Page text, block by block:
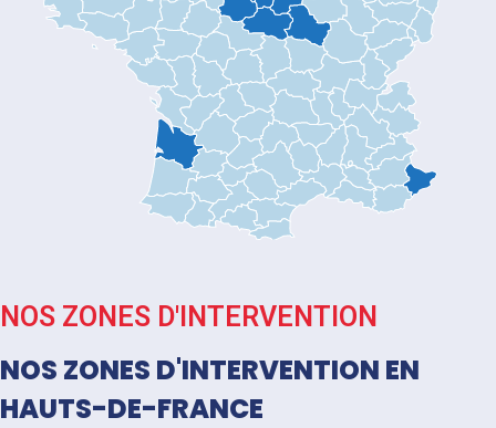
NOS ZONES D'INTERVENTION
NOS ZONES D'INTERVENTION EN
HAUTS-DE-FRANCE